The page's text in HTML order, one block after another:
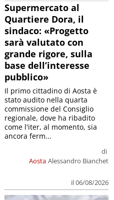
Supermercato al
Quartiere Dora, il
sindaco: «Progetto
sarà valutato con
grande rigore, sulla
base dell’interesse
pubblico»
Aosta
di
Alessandro Bianchet
il 06/08/2026
Il primo cittadino di Aosta è
stato audito nella quarta
commissione del Consiglio
regionale, dove ha ribadito
come l'iter, al momento, sia
ancora ferm...